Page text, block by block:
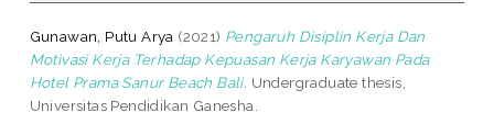
Gunawan, Putu Arya (2021) Pengaruh Disiplin Kerja Dan
Motivasi Kerja Terhadap Kepuasan Kerja Karyawan Pada
Hotel Prama Sanur Beach Bali. Undergraduate thesis,
Universitas Pendidikan Ganesha.